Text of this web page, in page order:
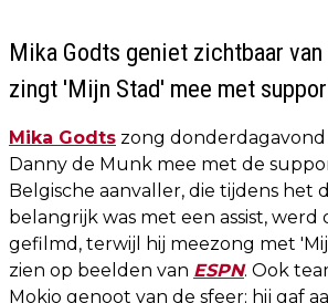
Mika Godts geniet zichtbaar
zingt 'Mijn Stad' mee met
Mika Godts zong donderdagavond
Danny de Munk mee met de
Belgische aanvaller, die tijdens het
belangrijk was met een assist, werd
gefilmd, terwijl hij meezong met
zien op beelden van ESPN. Ook
Mokio genoot van de sfeer; hij gaf